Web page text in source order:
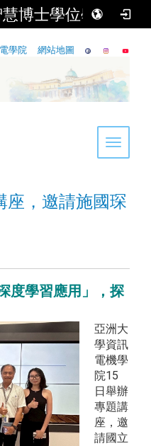
博士學位學程
學院 網站地圖
Toggle
座，邀請施國琛
度學習應用」，探
亞洲大
學資訊
電機學
院15
日舉辦
專題講
座，邀
請國立